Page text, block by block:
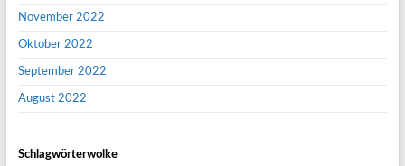
November 2022
Oktober 2022
September 2022
August 2022
Schlagwörterwolke